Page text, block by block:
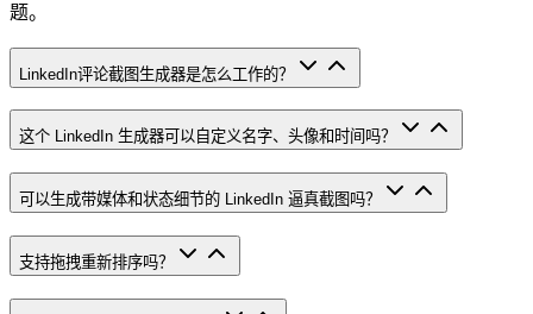
题。
LinkedIn评论截图生成器是怎么工作的？
这个 LinkedIn 生成器可以自定义名字、头像和时间吗？
可以生成带媒体和状态细节的 LinkedIn 逼真截图吗？
支持拖拽重新排序吗？